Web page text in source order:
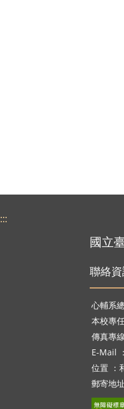
:::
國立
聯絡
心輔系
本校專
傳真專
E-Mail ：
位置 ：
郵寄地